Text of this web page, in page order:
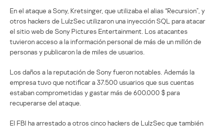
En el ataque a Sony, Kretsinger, que utilizaba el alias “Recursion”, y
otros hackers de LulzSec utilizaron una inyección SQL para atacar
el sitio web de Sony Pictures Entertainment. Los atacantes
tuvieron acceso a la información personal de más de un millón de
personas y publicaron la de miles de usuarios.
Los daños a la reputación de Sony fueron notables. Además la
empresa tuvo que notificar a 37.500 usuarios que sus cuentas
estaban comprometidas y gastar más de 600.000 $ para
recuperarse del ataque.
El FBI ha arrestado a otros cinco hackers de LulzSec que también